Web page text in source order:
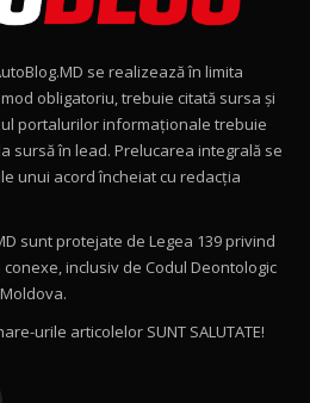
AMG E 53 HYBRID 4MATIC+ / Test
ES90 / Test Drive AutoBlog.MD
HS / Test Drive AutoBlog.MD
aventura cu luxul / AutoBlog.MD
se realizează în limita
obligatoriu, trebuie citată sursa și
portalurilor informaționale trebuie
sursă în lead. Prelucarea integrală se
unui acord încheiat cu redacţia
sunt protejate de Legea 139 privind
inclusiv de Codul Deontologic
urile articolelor SUNT SALUTATE!